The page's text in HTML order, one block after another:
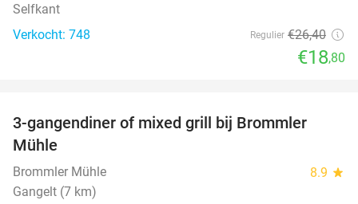
Selfkant
Verkocht: 748
Regulier €26,40
€18,80
3-gangendiner of mixed grill bij Brommler
Mühle
Brommler Mühle 8.9 star
Gangelt (7 km)